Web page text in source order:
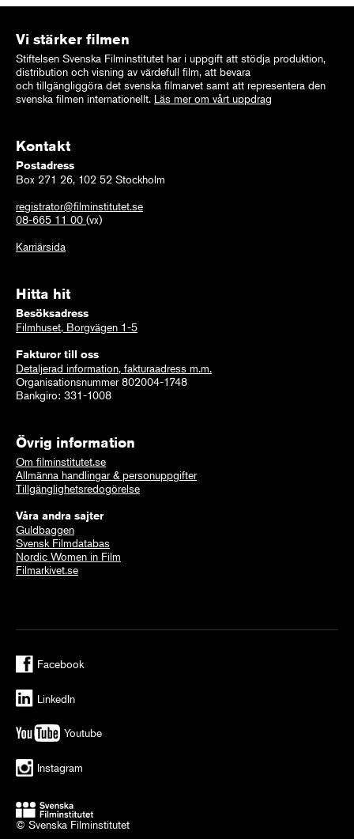
Vi stärker filmen
Stiftelsen Svenska Filminstitutet har i uppgift att stödja produktion,
distribution och visning av värdefull film, att bevara
och tillgängliggöra det svenska filmarvet samt att representera den
svenska filmen internationellt. Läs mer om vårt uppdrag
Kontakt
Postadress
Box 271 26, 102 52 Stockholm
registrator@filminstitutet.se
08-665 11 00 (vx)
Karriärsida
Hitta hit
Besöksadress
Filmhuset, Borgvägen 1-5
Fakturor till oss
Detaljerad information, fakturaadress m.m.
Organisationsnummer 802004-1748
Bankgiro: 331-1008
Övrig information
Om filminstitutet.se
Allmänna handlingar & personuppgifter
Tillgänglighetsredogörelse
Våra andra sajter
Guldbaggen
Svensk Filmdatabas
Nordic Women in Film
Filmarkivet.se
Facebook
LinkedIn
Youtube
Instagram
© Svenska Filminstitutet